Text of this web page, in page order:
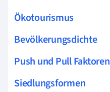
Ökotourismus
Bevölkerungsdichte
Push und Pull Faktoren
Siedlungsformen